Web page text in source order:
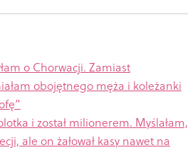
o Chorwacji. Zamiast
obojętnego męża i koleżanki
i został milionerem. Myślałam,
ale on żałował kasy nawet na